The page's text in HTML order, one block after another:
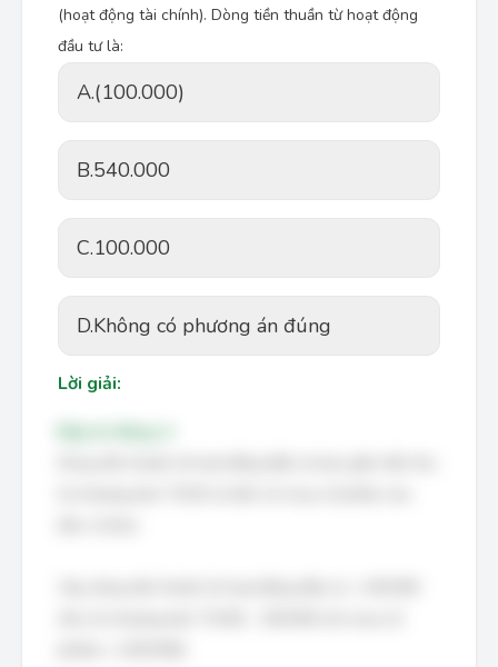
(hoạt động tài chính). Dòng tiền thuần từ hoạt động
đầu tư là:
A.(100.000)
B.540.000
C.100.000
D.Không có phương án đúng
Lời giải: